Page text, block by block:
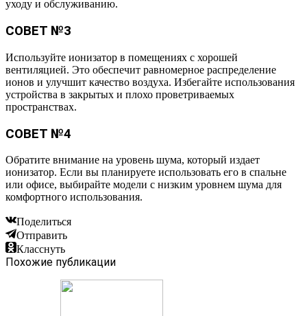
уходу и обслуживанию.
СОВЕТ №3
Используйте ионизатор в помещениях с хорошей
вентиляцией. Это обеспечит равномерное распределение
ионов и улучшит качество воздуха. Избегайте использования
устройства в закрытых и плохо проветриваемых
пространствах.
СОВЕТ №4
Обратите внимание на уровень шума, который издает
ионизатор. Если вы планируете использовать его в спальне
или офисе, выбирайте модели с низким уровнем шума для
комфортного использования.
Поделиться
Отправить
Класснуть
Похожие публикации